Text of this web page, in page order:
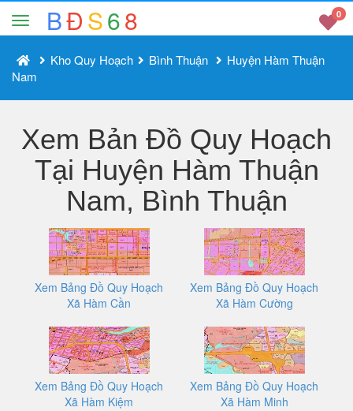
BĐS68 0
Kho Quy Hoạch Bình Thuận
Huyện Hàm Thuận
Nam
Xem Bản Đồ Quy Hoạch
Tại Huyện Hàm Thuận
Nam, Bình Thuận
Xem Bảng Đồ Quy Hoạch
Xã Hàm Cần
Xem Bảng Đồ Quy Hoạch
Xã Hàm Cường
Xem Bảng Đồ Quy Hoạch
Xã Hàm Kiệm
Xem Bảng Đồ Quy Hoạch
Xã Hàm Minh